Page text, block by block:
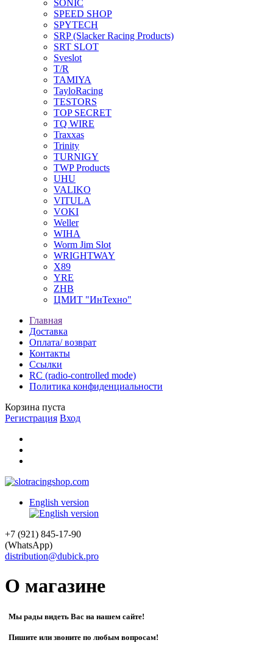
SONIC
SPEED SHOP
SPYTECH
SRP (Slacker Racing Products)
SRT SLOT
Sveslot
T/R
TAMIYA
TayloRacing
TESTORS
TOP SECRET
TQ WIRE
Traxxas
Trinity
TURNIGY
TWP Products
UHU
VALIKO
VITULA
VOKI
Weller
WIHA
Worm Jim Slot
WRIGHTWAY
X89
YRE
ZHB
ЦМИТ "ИнТехно"
Главная
Доставка
Оплата/ возврат
Контакты
Ссылки
RC (radio-controlled mode)
Политика конфиденциальности
Корзина пуста
Регистрация Вход
English version
+7 (921) 845-17-90
(WhatsApp)
distribution@dubick.pro
О магазине
Мы рады видеть Вас на нашем сайте!
Пишите или звоните по любым вопросам!